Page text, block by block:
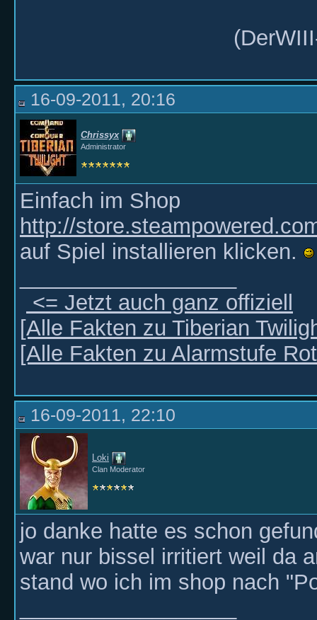
16-09-2011, 20:16
Chrissyx
Administrator
Einfach im Shop
http://
auf Spiel installieren klicken.
<= Jetzt auch ganz offiziell
[Alle Fakten zu Tiberian
[Alle Fakten zu Alarmstufe
16-09-2011, 22:10
Loki
Clan Moderator
jo danke hatte es schon
war nur bissel irritiert weil da
stand wo ich im shop nach